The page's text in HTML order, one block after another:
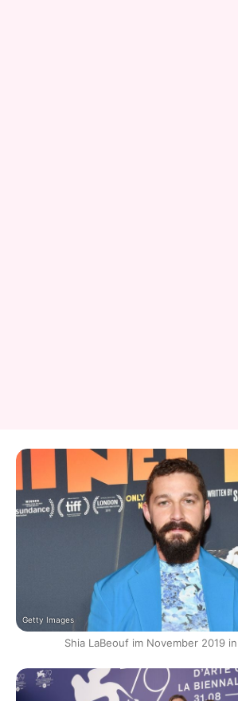
Getty Images
Shia LaBeouf im November 2019